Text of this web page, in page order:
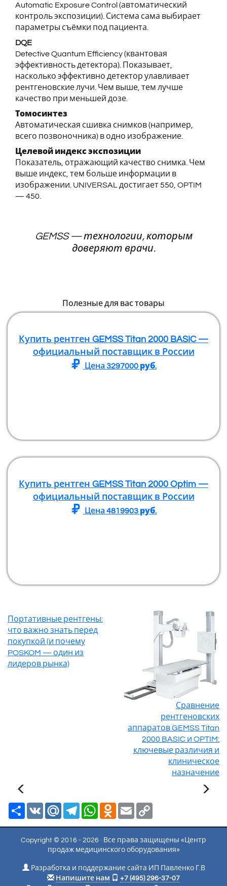
Automatic Exposure Control (автоматический
контроль экспозиции). Система сама выбирает
параметры съёмки под пациента.
DQE
Detective Quantum Efficiency (квантовая
эффективность детектора). Показывает,
насколько эффективно детектор улавливает
рентгеновские лучи. Чем выше, тем лучше
качество при меньшей дозе.
Томосинтез
Автоматическая сшивка снимков (например,
всего позвоночника) в одно изображение.
Целевой индекс экспозиции
Показатель, отражающий качество снимка. Чем
выше индекс, тем больше информации в
изображении. UNIVERSAL достигает 550, OPTIM
— 450.
GEMSS — технологии, которым
доверяют врачи.
Полезные для вас товары
Купить рентген GEMSS Titan 2000 BASIC —
официальный поставщик в России
Цена 3297000 руб.
Купить рентген GEMSS Titan 2000 Optim —
официальный поставщик в России
Цена 4819903 руб.
Портативные рентгены:
что важно знать перед
покупкой (и почему
POSKOM — один из
лидеров рынка)
Сравнение
рентгеновских
аппаратов GEMSS Titan
2000 BASIC и OPTIM:
ключевые различия и
клиническое
назначение
Ресурс
VK Mail.RuTelegramWhatsAppOdnoklassniki
Email
Copyright © 2016 - 2026 · Все права защищены «Центр
продаж медицинского оборудования»
Разработка и поддержание сайта ИП Павленко Г.В
Напишите нам
+7 (495) 296-37-07